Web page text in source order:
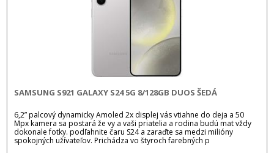
SAMSUNG S921 GALAXY S24 5G 8/128GB DUOS ŠEDÁ
6,2” palcový dynamicky Amoled 2x displej vás vtiahne do deja a 50
Mpx kamera sa postará že vy a vaši priatelia a rodina budú mat vždy
dokonale fotky. podľahnite čaru S24 a zaraďte sa medzi milióny
spokojných užívateľov. Prichádza vo štyroch farebných p